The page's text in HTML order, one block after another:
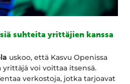
suhteita yrittäjien kanssa
uskoo, että Kasvu Openissa
voi voittaa itsensä.
verkostoja, jotka tarjoavat